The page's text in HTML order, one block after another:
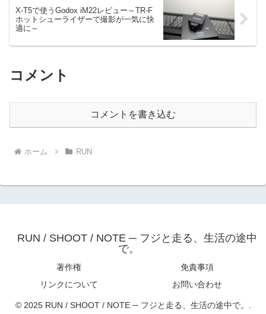
X-T5で使うGodox iM22レビュー～TR-F
ホットシューライザーで撮影が一気に快
適に～
コメント
コメントを書き込む
ホーム RUN
RUN / SHOOT / NOTE ─ フジと走る、生活の途中
で。
著作権
免責事項
リンクについて
お問い合わせ
© 2025 RUN / SHOOT / NOTE ─ フジと走る、生活の途中で。.